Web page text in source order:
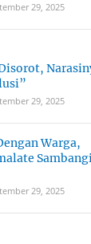
29, 2025
29, 2025
Warga,
29, 2025